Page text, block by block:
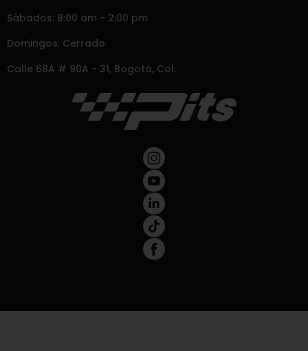
Sábados: 8:00 am - 2:00 pm
Domingos: Cerrado
Calle 68A # 90A - 31, Bogotá, Col.